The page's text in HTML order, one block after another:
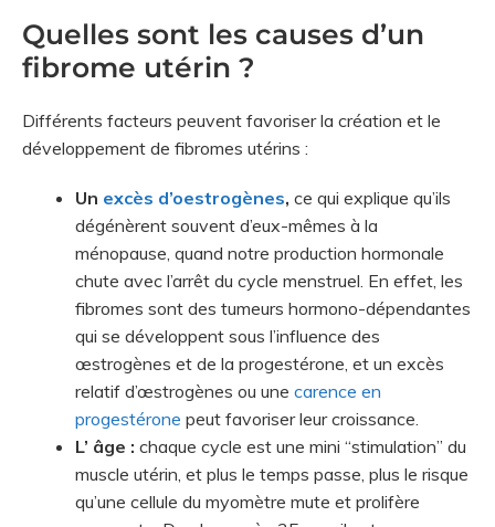
Quelles sont les causes d’un
fibrome utérin ?
Différents facteurs peuvent favoriser la création et le
développement de fibromes utérins :
Un excès d’oestrogènes, ce qui explique qu’ils
dégénèrent souvent d’eux-mêmes à la
ménopause, quand notre production hormonale
chute avec l’arrêt du cycle menstruel. En effet, les
fibromes sont des tumeurs hormono-dépendantes
qui se développent sous l’influence des
œstrogènes et de la progestérone, et un excès
relatif d’œstrogènes ou une carence en
progestérone peut favoriser leur croissance.
L’ âge : chaque cycle est une mini “stimulation” du
muscle utérin, et plus le temps passe, plus le risque
qu’une cellule du myomètre mute et prolifère